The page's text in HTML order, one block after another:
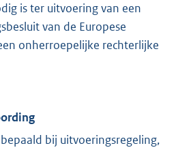
is ter uitvoering van een
van de Europese
onherroepelijke rechterlijke
bij uitvoeringsregeling,